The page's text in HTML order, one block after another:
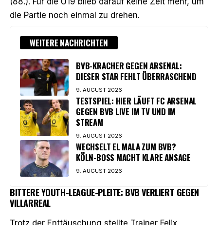
die Partie noch einmal zu drehen.
WEITERE NACHRICHTEN
BVB-KRACHER GEGEN ARSENAL:
DIESER STAR FEHLT ÜBERRASCHEND
9. AUGUST 2026
TESTSPIEL: HIER LÄUFT FC ARSENAL
GEGEN BVB LIVE IM TV UND IM
STREAM
9. AUGUST 2026
WECHSELT EL MALA ZUM BVB?
KÖLN-BOSS MACHT KLARE ANSAGE
9. AUGUST 2026
BITTERE YOUTH-LEAGUE-PLEITE: BVB VERLIERT GEGEN
VILLARREAL
Trotz der Enttäuschung stellte Trainer Felix